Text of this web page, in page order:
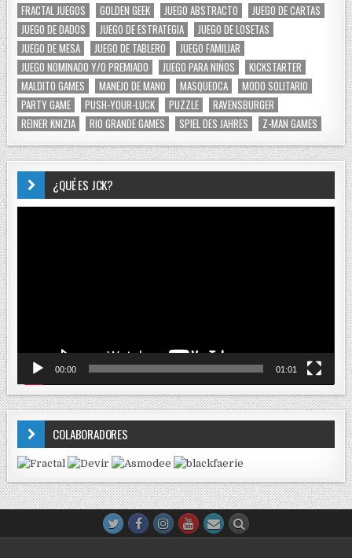
FRACTAL JUEGOS
GOLDEN GEEK JUEGO ABSTRACTO
JUEGO DE CARTAS
JUEGO DE DADOS
JUEGO DE ESTRATEGIA
JUEGO DE LOSETAS
JUEGO DE MESA
JUEGO DE TABLERO
JUEGO FAMILIAR
JUEGO NOMINADO Y/O PREMIADO
JUEGO PARA NIÑOS
KICKSTARTER
MALDITO GAMES
MANEJO DE MANO MASQUEOCA
MODO SOLITARIO
PARTY GAME
PUSH-YOUR-LUCK PUZZLE
RAVENSBURGER
REINER KNIZIA
RIO GRANDE GAMES SPIEL DES JAHRES Z-MAN GAMES
¿QUÉ ES JCK?
00:00 01:01
COLABORADORES